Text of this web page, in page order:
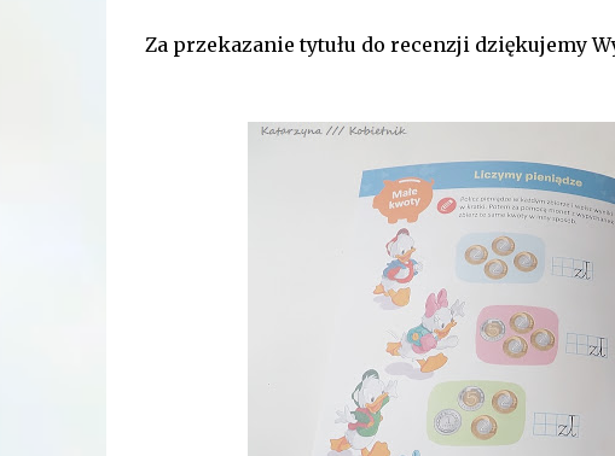
Za przekazanie tytułu do recenzji dziękujemy